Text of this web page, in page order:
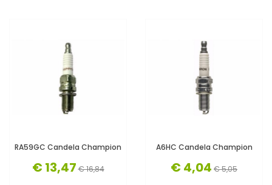
RA59GC Candela Champion
€ 13,47 € 16,84
A6HC Candela Champion
€ 4,04 € 5,05